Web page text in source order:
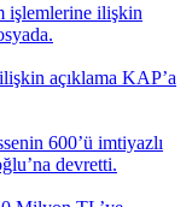
işlemlerine ilişkin
açıklama KAP’a
600’ü imtiyazlı
devretti.